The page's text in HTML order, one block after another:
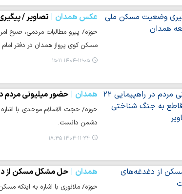
عکس همدان تصاویر /
حوزه/ پیرو مطالبات مردمی، صبح
مسکن کوی پرواز همدان در دفتر
۱۴۰۴-۱۲-۰۵ ۱۵:۱۱
همدان حضور میلیونی مردم در راهپیمایی ۲۲ بهمن، پاسخی
دشمن دانست.
۱۴۰۴-۱۱-۲۴ ۱۸:۳۵
همدان حل مشکل مسکن از
حوزه/ ملانوری با اشاره به اینکه